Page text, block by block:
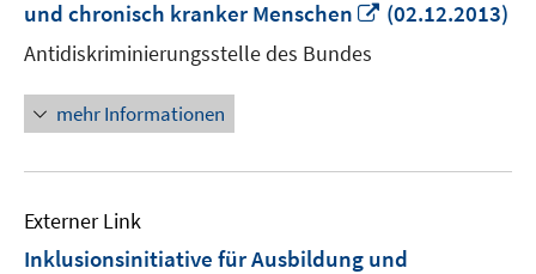
und chronisch kranker Menschen
In
(02.12.2013)
Antidiskriminierungsstelle des Bundes
mehr Informationen
Externer Link
Inklusionsinitiative für Ausbildung und